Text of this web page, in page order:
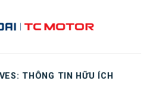
THÔNG TIN HỮU ÍCH